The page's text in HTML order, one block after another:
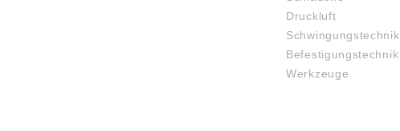
Druckluft
Schwingungstechnik
Befestigungstechnik
Werkzeuge